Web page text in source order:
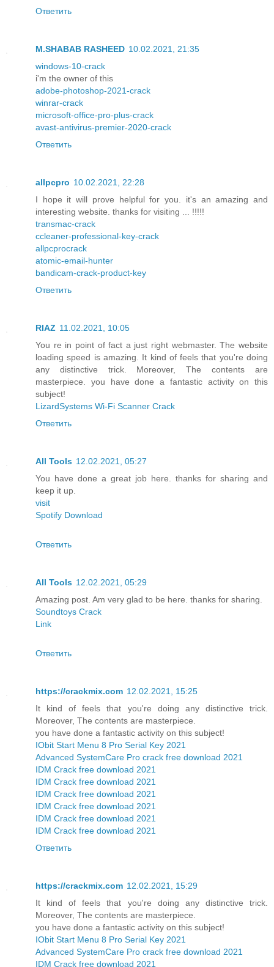
Ответить
M.SHABAB RASHEED 10.02.2021, 21:35
windows-10-crack
i'm the owner of this
adobe-photoshop-2021-crack
winrar-crack
microsoft-office-pro-plus-crack
avast-antivirus-premier-2020-crack
Ответить
allpcpro 10.02.2021, 22:28
I hope it will prove helpful for you. it's an amazing and
interesting website. thanks for visiting ... !!!!!
transmac-crack
ccleaner-professional-key-crack
allpcprocrack
atomic-email-hunter
bandicam-crack-product-key
Ответить
RIAZ 11.02.2021, 10:05
You re in point of fact a just right webmaster. The website
loading speed is amazing. It kind of feels that you're doing
any distinctive trick. Moreover, The contents are
masterpiece. you have done a fantastic activity on this
subject!
LizardSystems Wi-Fi Scanner Crack
Ответить
All Tools 12.02.2021, 05:27
You have done a great job here. thanks for sharing and
keep it up.
visit
Spotify Download
Ответить
All Tools 12.02.2021, 05:29
Amazing post. Am very glad to be here. thanks for sharing.
Soundtoys Crack
Link
Ответить
https://crackmix.com 12.02.2021, 15:25
It kind of feels that you're doing any distinctive trick.
Moreover, The contents are masterpiece.
you have done a fantastic activity on this subject!
IObit Start Menu 8 Pro Serial Key 2021
Advanced SystemCare Pro crack free download 2021
IDM Crack free download 2021
IDM Crack free download 2021
IDM Crack free download 2021
IDM Crack free download 2021
IDM Crack free download 2021
IDM Crack free download 2021
Ответить
https://crackmix.com 12.02.2021, 15:29
It kind of feels that you're doing any distinctive trick.
Moreover, The contents are masterpiece.
you have done a fantastic activity on this subject!
IObit Start Menu 8 Pro Serial Key 2021
Advanced SystemCare Pro crack free download 2021
IDM Crack free download 2021